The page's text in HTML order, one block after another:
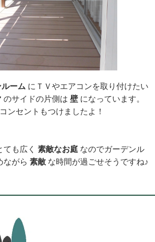
ーム にＴＶやエアコンを取り付けたい
のサイドの片側は壁 になっています。
ンセントもつけましたよ！
ても広く素敵なお庭 なのでガーデンル
ながら素敵 な時間が過ごせそうですね♪